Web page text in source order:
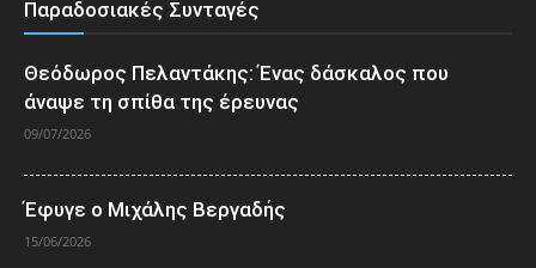
Παραδοσιακές Συνταγές
Θεόδωρος Πελαντάκης: Ένας δάσκαλος που
άναψε τη σπίθα της έρευνας
09/07/2026
Έφυγε ο Μιχάλης Βεργαδής
15/06/2026